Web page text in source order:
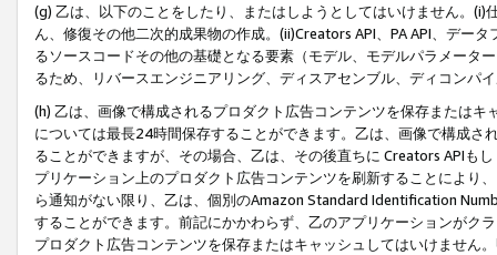
(g) 乙は、以下のことをしたり、またはしようとしてはいけません。
ん、修復その他二次的成果物の作成。(ii)Creators API、PA API、デー
るソースコードその他の基礎となる要素（モデル、モデルパラメータ
るため、リバースエンジニアリング、ディスアセンブル、ディコンパ
(h) 乙は、画像で構成されるプロダクト広告コンテンツを保存または
については最長24時間保存することができます。乙は、画像で構成
ることができますが、その場合、乙は、その後直ちに Creators APIも
プリケーション上のプロダクト広告コンテンツを刷新することにより
ら通知がない限り、乙は、個別のAmazon Standard Identification
することができます。前記にかかわらず、乙のアプリケーションがク
プロダクト広告コンテンツを保存またはキャッシュしてはいけません